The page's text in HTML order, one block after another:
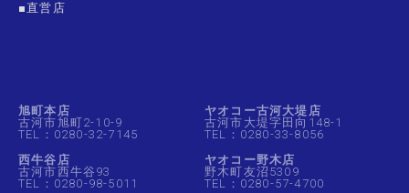
■直営店
旭町本店
古河市旭町2-10-9
TEL：0280-32-7145
西牛谷店
古河市西牛谷93
TEL：0280-98-5011
ヤオコー古河大堤店
古河市大堤字田向148-1
TEL：0280-33-8056
ヤオコー野木店
野木町友沼5309
TEL：0280-57-4700